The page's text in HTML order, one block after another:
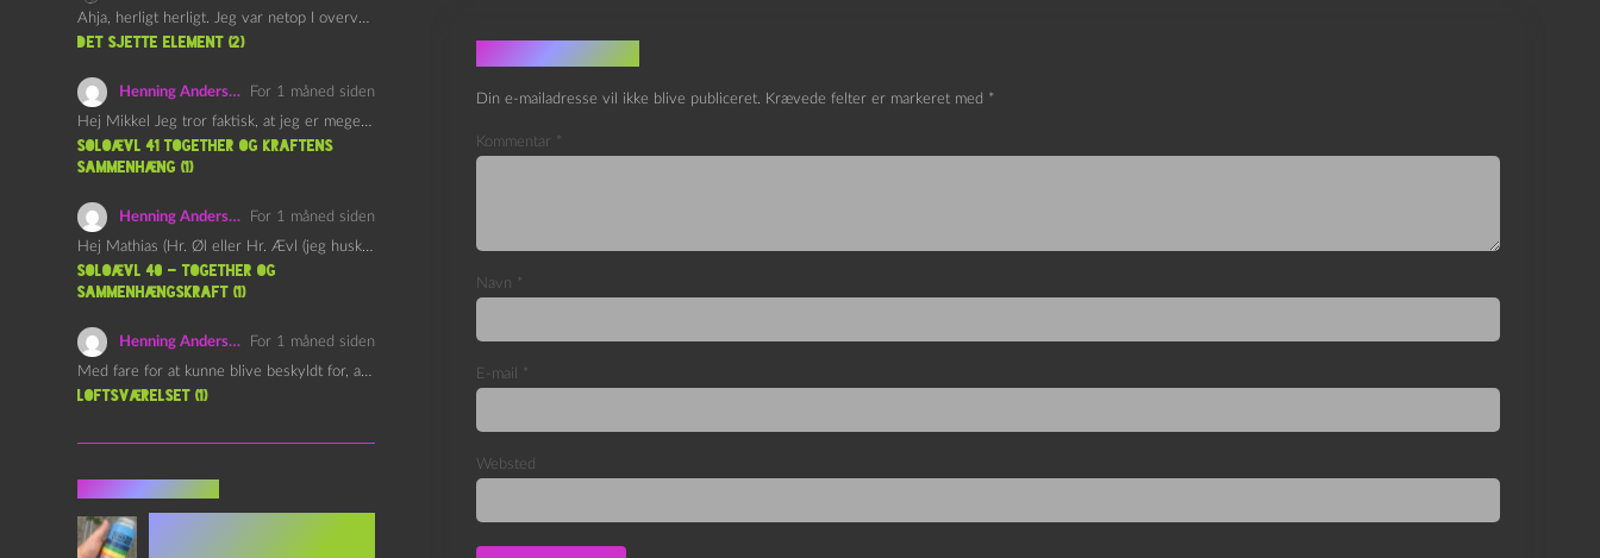
Skriv et svar
Din e-mailadresse vil ikke blive publiceret. Krævede felter er markeret med *
Kommentar *
Navn *
E-mail *
Websted
Ahja, herligt herligt. Jeg var netop I overvejelser om at…
det sjette element (2)
Henning Andersen
For 1 måned siden
Hej Mikkel Jeg tror faktisk, at jeg er meget enig…
Soloævl 41 Together og Kraftens
Sammenhæng (1)
Henning Andersen
For 1 måned siden
Hej Mathias (Hr. Øl eller Hr. Ævl (jeg husker ikke…
Soloævl 40 – Together og
sammenhængskraft (1)
Henning Andersen
For 1 måned siden
Med fare for at kunne blive beskyldt for, at være…
Loftsværelset (1)